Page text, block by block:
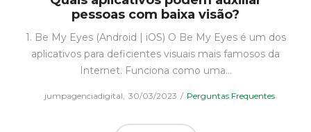
pessoas com baixa visão?
1. Be My Eyes (Android | iOS) O Be My Eyes é um dos
aplicativos para deficientes visuais mais famosos da
Internet. Funciona como uma…
jumpagenciadigital Posted
30/03/2023
Posted
Perguntas Frequentes